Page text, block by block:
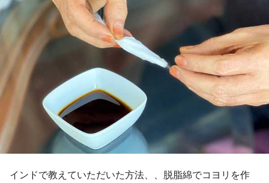
インドで教えていただいた方法、、脱脂綿でコヨリを作